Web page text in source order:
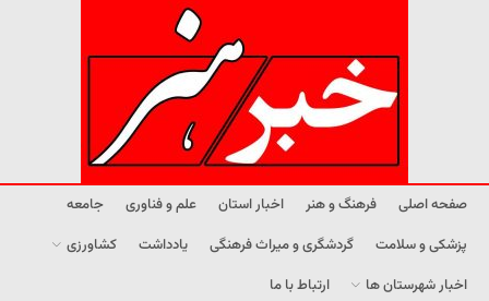
صفحه اصلی فرهنگ و هنر اخبار استان علم و فناوری
جامعه
پزشکی و سلامت
گردشگری و میراث فرهنگی یادداشت
کشاورزی
اخبار شهرستان ها
ارتباط با ما